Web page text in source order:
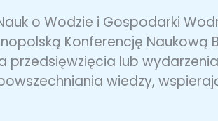
o Wodzie i Gospodarki
Konferencję Naukową
przedsięwzięcia lub
wiedzy,